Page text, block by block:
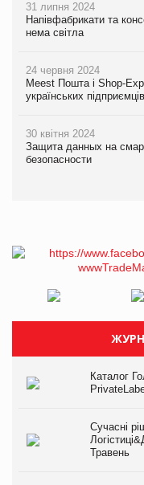
31 липня 2024
Напівфабрикати та
нема світла
24 червня 2024
Meest Пошта і Shop-
українських підприємців
30 квітня 2024
Защита данных на
безопасности
Каталог
Сучасні
Травень